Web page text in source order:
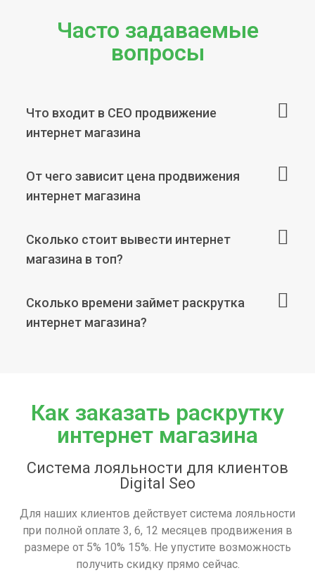
Часто задаваемые
вопросы
Что входит в СЕО продвижение
интернет магазина
От чего зависит цена продвижения
интернет магазина
Сколько стоит вывести интернет
магазина в топ?
Сколько времени займет раскрутка
интернет магазина?
Как заказать раскрутку
интернет магазина
Система лояльности для клиентов
Digital Seo
Для наших клиентов действует система лояльности
при полной оплате 3, 6, 12 месяцев продвижения в
размере от 5% 10% 15%. Не упустите возможность
получить скидку прямо сейчас.